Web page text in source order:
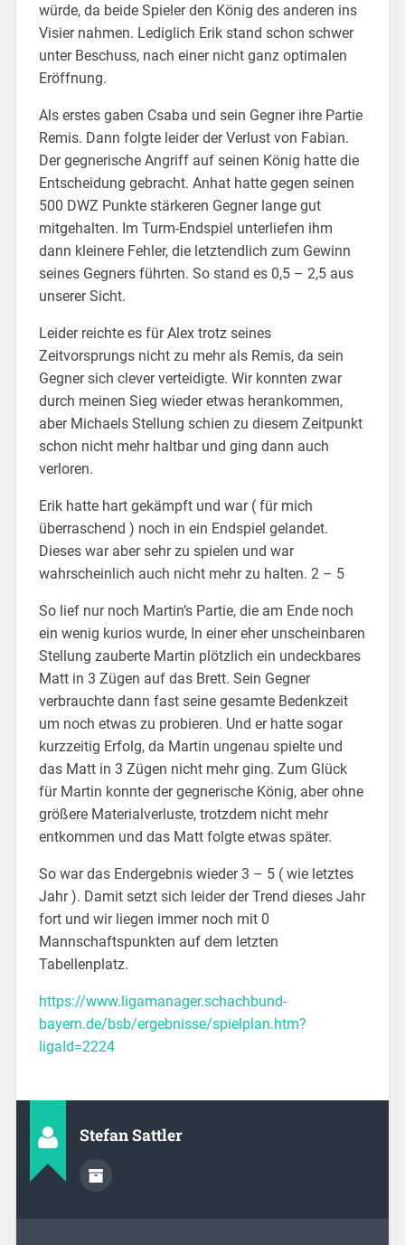
würde, da beide Spieler den König des anderen ins
Visier nahmen. Lediglich Erik stand schon schwer
unter Beschuss, nach einer nicht ganz optimalen
Eröffnung.
Als erstes gaben Csaba und sein Gegner ihre Partie
Remis. Dann folgte leider der Verlust von Fabian.
Der gegnerische Angriff auf seinen König hatte die
Entscheidung gebracht. Anhat hatte gegen seinen
500 DWZ Punkte stärkeren Gegner lange gut
mitgehalten. Im Turm-Endspiel unterliefen ihm
dann kleinere Fehler, die letztendlich zum Gewinn
seines Gegners führten. So stand es 0,5 – 2,5 aus
unserer Sicht.
Leider reichte es für Alex trotz seines
Zeitvorsprungs nicht zu mehr als Remis, da sein
Gegner sich clever verteidigte. Wir konnten zwar
durch meinen Sieg wieder etwas herankommen,
aber Michaels Stellung schien zu diesem Zeitpunkt
schon nicht mehr haltbar und ging dann auch
verloren.
Erik hatte hart gekämpft und war ( für mich
überraschend ) noch in ein Endspiel gelandet.
Dieses war aber sehr zu spielen und war
wahrscheinlich auch nicht mehr zu halten. 2 – 5
So lief nur noch Martin’s Partie, die am Ende noch
ein wenig kurios wurde, In einer eher unscheinbaren
Stellung zauberte Martin plötzlich ein undeckbares
Matt in 3 Zügen auf das Brett. Sein Gegner
verbrauchte dann fast seine gesamte Bedenkzeit
um noch etwas zu probieren. Und er hatte sogar
kurzzeitig Erfolg, da Martin ungenau spielte und
das Matt in 3 Zügen nicht mehr ging. Zum Glück
für Martin konnte der gegnerische König, aber ohne
größere Materialverluste, trotzdem nicht mehr
entkommen und das Matt folgte etwas später.
So war das Endergebnis wieder 3 – 5 ( wie letztes
Jahr ). Damit setzt sich leider der Trend dieses Jahr
fort und wir liegen immer noch mit 0
Mannschaftspunkten auf dem letzten
Tabellenplatz.
https://www.ligamanager.schachbund-
bayern.de/bsb/ergebnisse/spielplan.htm?
ligaId=2224
Stefan Sattler